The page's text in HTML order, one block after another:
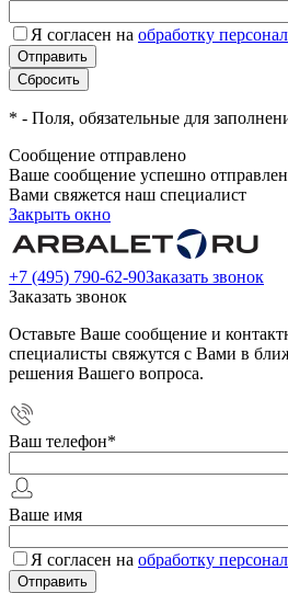
Я согласен на обработку
* - Поля, обязательные для
Сообщение отправлено
Ваше сообщение успешно
Вами свяжется наш специалист
Закрыть окно
+7 (495) 790-62-90Заказать звонок
Заказать звонок
Оставьте Ваше сообщение и
специалисты свяжутся с Вами в
решения Вашего вопроса.
Ваш телефон*
Ваше имя
Я согласен на обработку